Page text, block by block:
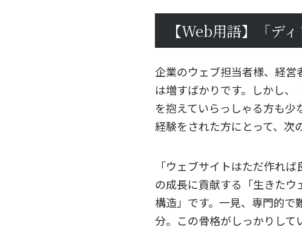
【Web用語】「デ
企業のウェブ担当者様、経
は増すばかりです。しかし
を抱えていらっしゃる方も
経験をされた方にとって、次
「ウェブサイトはただ作れ
の成長に貢献する「生きたウ
構造」です。一見、専門的
分。この骨格がしっかりし